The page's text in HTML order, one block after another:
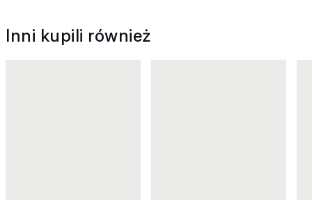
Inni kupili również